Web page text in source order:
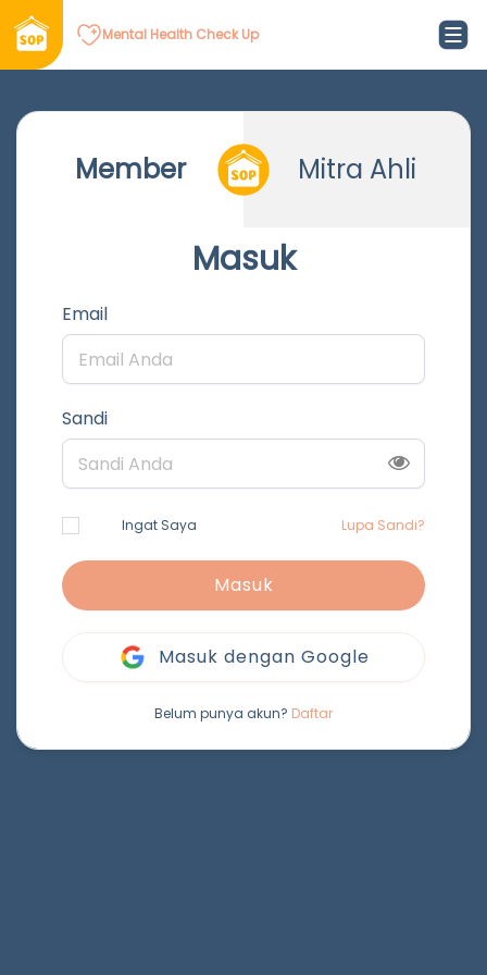
Mental Health Check Up
Member Mitra Ahli
Masuk
Email
Sandi
Ingat Saya Lupa Sandi?
Masuk
Masuk dengan Google
Belum punya akun? Daftar